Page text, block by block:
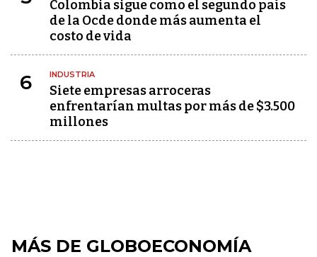
Colombia sigue como el segundo país
de la Ocde donde más aumenta el
costo de vida
6 INDUSTRIA
Siete empresas arroceras
enfrentarían multas por más de $3.500
millones
MÁS DE GLOBOECONOMÍA